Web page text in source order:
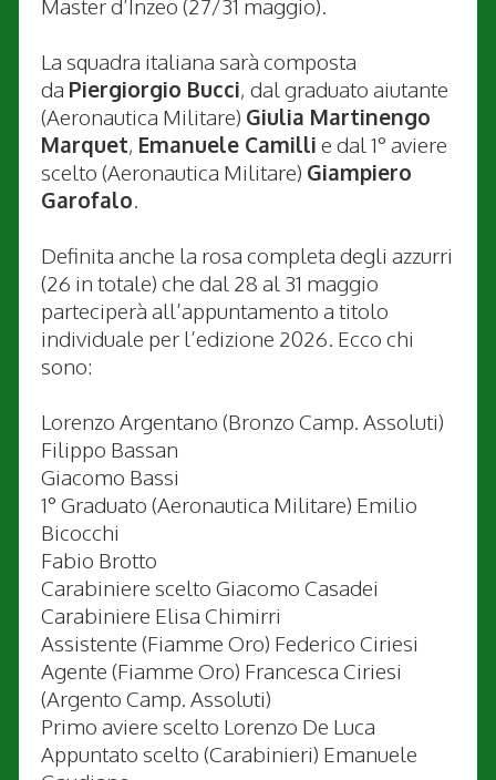
Master d’Inzeo (27/31 maggio).
La squadra italiana sarà composta
da Piergiorgio Bucci, dal graduato aiutante
(Aeronautica Militare) Giulia Martinengo
Marquet, Emanuele Camilli e dal 1° aviere
scelto (Aeronautica Militare) Giampiero
Garofalo.
Definita anche la rosa completa degli azzurri
(26 in totale) che dal 28 al 31 maggio
parteciperà all’appuntamento a titolo
individuale per l’edizione 2026. Ecco chi
sono:
Lorenzo Argentano (Bronzo Camp. Assoluti)
Filippo Bassan
Giacomo Bassi
1° Graduato (Aeronautica Militare) Emilio
Bicocchi
Fabio Brotto
Carabiniere scelto Giacomo Casadei
Carabiniere Elisa Chimirri
Assistente (Fiamme Oro) Federico Ciriesi
Agente (Fiamme Oro) Francesca Ciriesi
(Argento Camp. Assoluti)
Primo aviere scelto Lorenzo De Luca
Appuntato scelto (Carabinieri) Emanuele